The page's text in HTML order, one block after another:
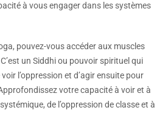
à vous engager dans les systèmes
pouvez-vous accéder aux muscles
un Siddhi ou pouvoir spirituel qui
l’oppression et d’agir ensuite pour
votre capacité à voir et à
de l’oppression de classe et à